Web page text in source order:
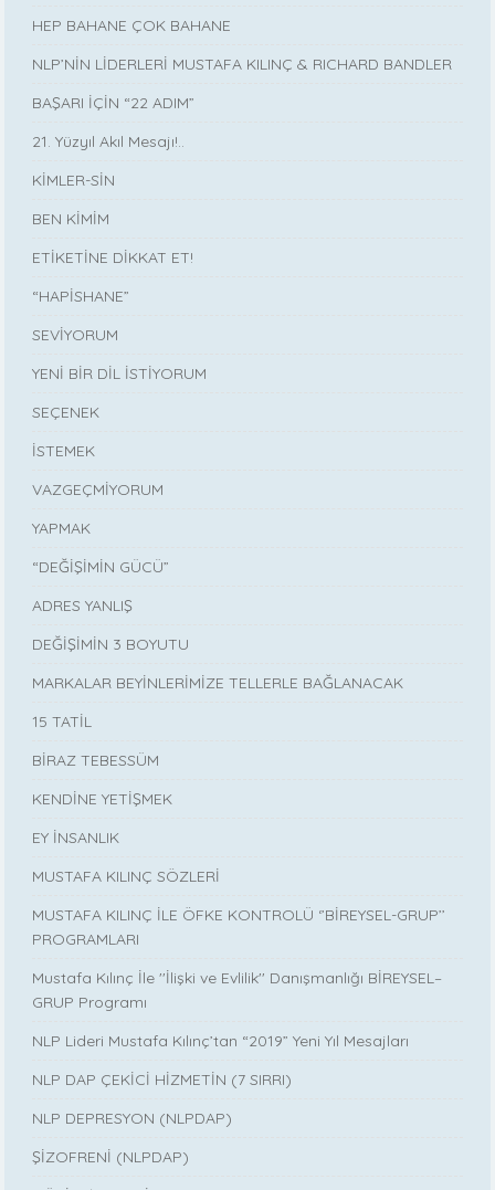
HEP BAHANE ÇOK BAHANE
NLP’NİN LİDERLERİ MUSTAFA KILINÇ & RICHARD BANDLER
BAŞARI İÇİN “22 ADIM”
21. Yüzyıl Akıl Mesajı!..
KİMLER-SİN
BEN KİMİM
ETİKETİNE DİKKAT ET!
“HAPİSHANE”
SEVİYORUM
YENİ BİR DİL İSTİYORUM
SEÇENEK
İSTEMEK
VAZGEÇMİYORUM
YAPMAK
“DEĞİŞİMİN GÜCÜ”
ADRES YANLIŞ
DEĞİŞİMİN 3 BOYUTU
MARKALAR BEYİNLERİMİZE TELLERLE BAĞLANACAK
15 TATİL
BİRAZ TEBESSÜM
KENDİNE YETİŞMEK
EY İNSANLIK
MUSTAFA KILINÇ SÖZLERİ
MUSTAFA KILINÇ İLE ÖFKE KONTROLÜ ‘’BİREYSEL-GRUP’’
PROGRAMLARI
Mustafa Kılınç İle ''İlişki ve Evlilik'' Danışmanlığı BİREYSEL–
GRUP Programı
NLP Lideri Mustafa Kılınç’tan “2019” Yeni Yıl Mesajları
NLP DAP ÇEKİCİ HİZMETİN (7 SIRRI)
NLP DEPRESYON (NLPDAP)
ŞİZOFRENİ (NLPDAP)